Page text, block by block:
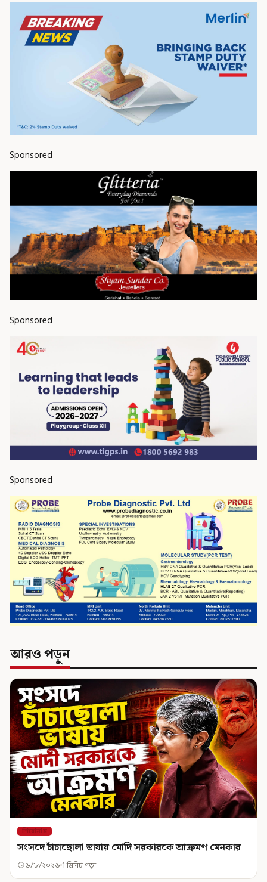
Sponsored
Sponsored
Sponsored
আরও পড়ুন
শিরোনাম
সংসদে চাঁচাছোলা ভাষায় মোদি সরকারকে আক্রমণ মেনকার
৬/৮/২০২৬ 1 মিনিট পড়া